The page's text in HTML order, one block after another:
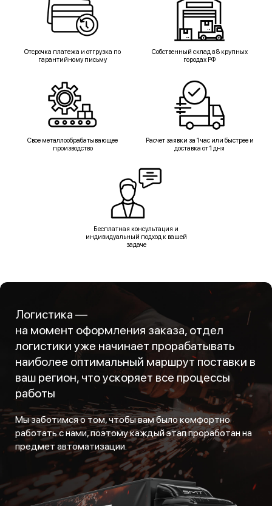
Отсрочка платежа и отгрузка по
гарантийному письму
Собственный склад в 8 крупных
городах РФ
Свое металлообрабатывающее
производство
Расчет заявки за 1 час или быстрее и
доставка от 1 дня
Бесплатная консультация и
индивидуальный подход к вашей
задаче
Логистика —
на момент оформления заказа, отдел
логистики уже начинает прорабатывать
наиболее оптимальный маршрут поставки в
ваш регион, что ускоряет все процессы
работы
Мы заботимся о том, чтобы вам было комфортно
работать с нами, поэтому каждый этап проработан на
предмет автоматизации.